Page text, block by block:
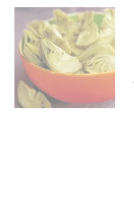
sirena